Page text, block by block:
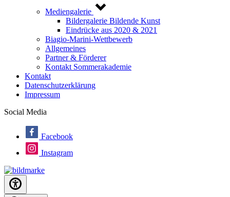
Mediengalerie
Bildergalerie Bildende Kunst
Eindrücke aus 2020 & 2021
Biagio-Marini-Wettbewerb
Allgemeines
Partner & Förderer
Kontakt Sommerakademie
Kontakt
Datenschutzerklärung
Impressum
Social Media
Facebook
Instagram